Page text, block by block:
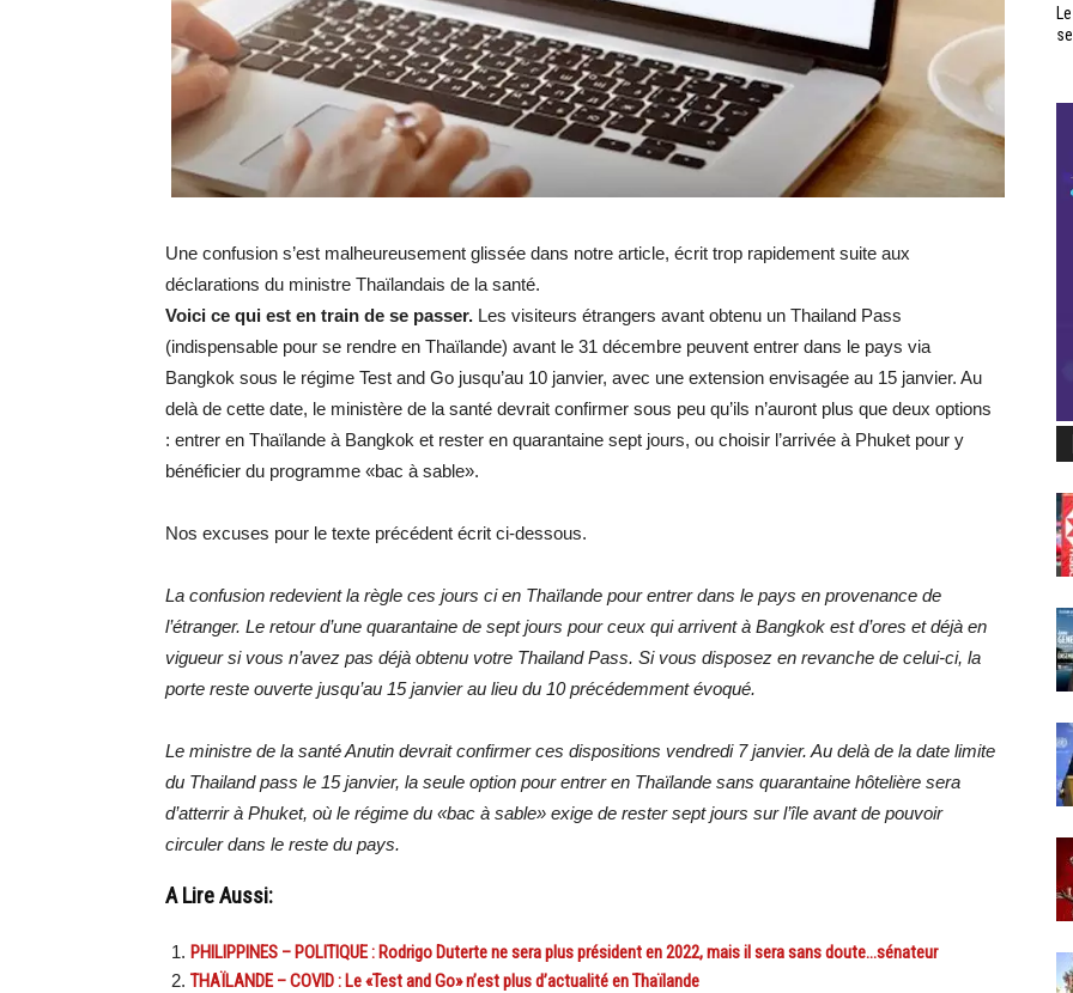
Une confusion s’est malheureusement glissée dans notre article, écrit trop rapidement suite aux
déclarations du ministre Thaïlandais de la santé.
Voici ce qui est en train de se passer. Les visiteurs étrangers avant obtenu un Thailand Pass
(indispensable pour se rendre en Thaïlande) avant le 31 décembre peuvent entrer dans le pays via
Bangkok sous le régime Test and Go jusqu’au 10 janvier, avec une extension envisagée au 15 janvier. Au
delà de cette date, le ministère de la santé devrait confirmer sous peu qu’ils n’auront plus que deux options
: entrer en Thaïlande à Bangkok et rester en quarantaine sept jours, ou choisir l’arrivée à Phuket pour y
bénéficier du programme «bac à sable».
Nos excuses pour le texte précédent écrit ci-dessous.
La confusion redevient la règle ces jours ci en Thaïlande pour entrer dans le pays en provenance de
l’étranger. Le retour d’une quarantaine de sept jours pour ceux qui arrivent à Bangkok est d’ores et déjà en
vigueur si vous n’avez pas déjà obtenu votre Thailand Pass. Si vous disposez en revanche de celui-ci, la
porte reste ouverte jusqu’au 15 janvier au lieu du 10 précédemment évoqué.
Le ministre de la santé Anutin devrait confirmer ces dispositions vendredi 7 janvier. Au delà de la date limite
du Thailand pass le 15 janvier, la seule option pour entrer en Thaïlande sans quarantaine hôtelière sera
d’atterrir à Phuket, où le régime du «bac à sable» exige de rester sept jours sur l’île avant de pouvoir
circuler dans le reste du pays.
A Lire Aussi:
PHILIPPINES – POLITIQUE : Rodrigo Duterte ne sera plus président en 2022, mais il sera sans doute…sénateur
THAÏLANDE – COVID : Le «Test and Go» n’est plus d’actualité en Thaïlande